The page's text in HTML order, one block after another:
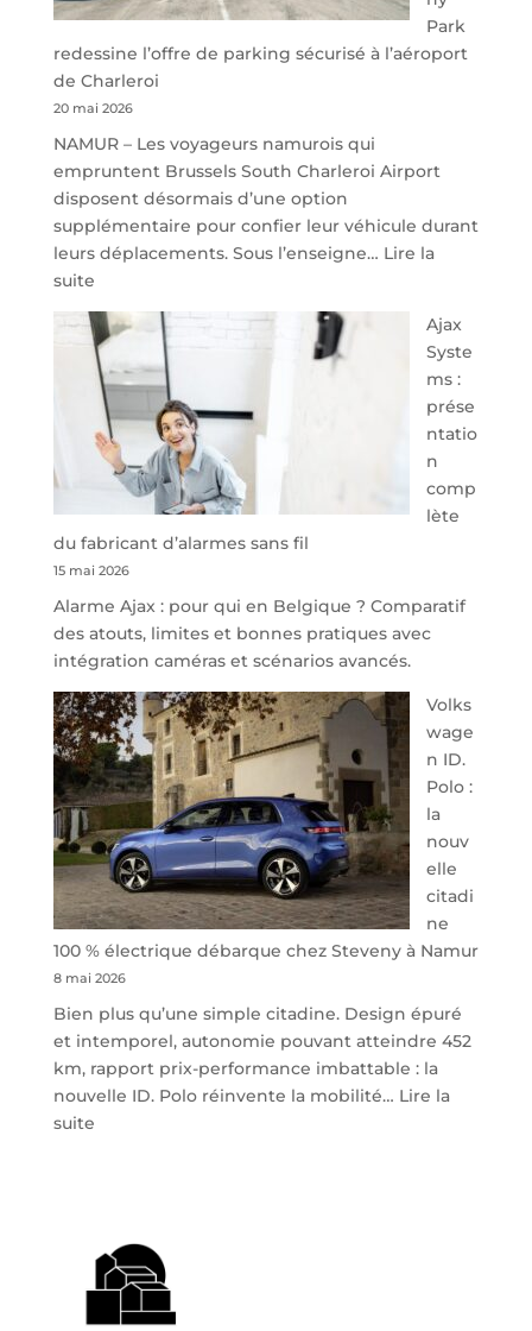
Park
redessine l’offre de parking sécurisé à l’aéroport
de Charleroi
20 mai 2026
NAMUR – Les voyageurs namurois qui
empruntent Brussels South Charleroi Airport
disposent désormais d’une option
supplémentaire pour confier leur véhicule durant
leurs déplacements. Sous l’enseigne… Lire la
suite:
À
40
minutes
de
Namur,
Steveny
Park
redessine
de
parking
sécurisé
à
l’aéroport
de
Charleroi
Ajax
Syste
ms :
prése
ntatio
n
comp
lète
du fabricant d’alarmes sans fil
15 mai 2026
Alarme Ajax : pour qui en Belgique ? Comparatif
des atouts, limites et bonnes pratiques avec
intégration caméras et scénarios avancés.
Volks
wage
n ID.
Polo :
la
nouv
elle
citadi
ne
100 % électrique débarque chez Steveny à Namur
8 mai 2026
Bien plus qu’une simple citadine. Design épuré
et intemporel, autonomie pouvant atteindre 452
km, rapport prix-performance imbattable : la
nouvelle ID. Polo réinvente la mobilité… Lire la
suite:
la
nouvelle
citadine